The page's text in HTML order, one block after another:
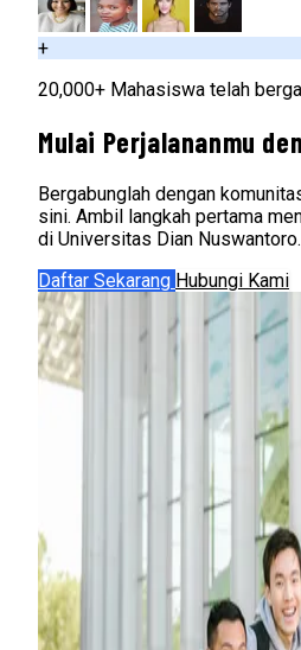
+
20,000+ Mahasiswa telah
Mulai Perjalananmu
Bergabunglah dengan
sini. Ambil langkah pertama
di Universitas Dian Nuswantoro.
Daftar Sekarang Hubungi Kami